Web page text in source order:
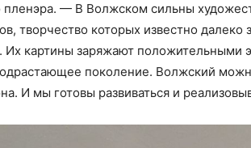
пленэра. — В Волжском сильны
творчество которых известно
Их картины заряжают положительными
поколение. Волжский
И мы готовы развиваться и